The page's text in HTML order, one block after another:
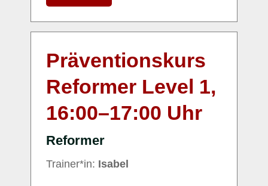
Präventionskurs
Reformer Level 1,
16:00–17:00 Uhr
Reformer
Trainer*in: Isabel